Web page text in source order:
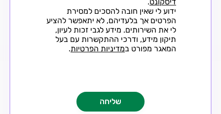
ידוע לי שאין חובה להסכים למסירת
הפרטים אך בלעדיהם, לא יתאפשר להציע
לי את השירותים. מידע לגבי זכות לעיון,
תיקון מידע, ודרכי ההתקשרות עם בעל
המאגר מפורט במדיניות הפרטיות.